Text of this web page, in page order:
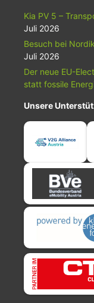
Kia PV 5 –
Juli 2026
Besuch bei
Juli 2026
Der neue EU-
statt fossile
Unsere